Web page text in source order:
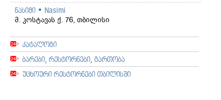
ნასიმი • Nasimi
მ. კოსტავას ქ. 76, თბილისი
კატალოგი
ბარები, რესტორნები, გართობა
უცხოური რესტორნები თბილისში